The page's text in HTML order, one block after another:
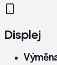
Displej